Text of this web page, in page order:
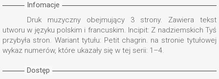
Infomacje
Druk muzyczny obejmujący 3 strony. Zawiera tekst
utworu w języku polskim i francuskim. Incipit: Z nadziemskich Tyś
przybyła stron. Wariant tytułu: Petit chagrin. na stronie tytułowej
wykaz numerów, które ukazały się w tej serii: 1–4.
Dostęp